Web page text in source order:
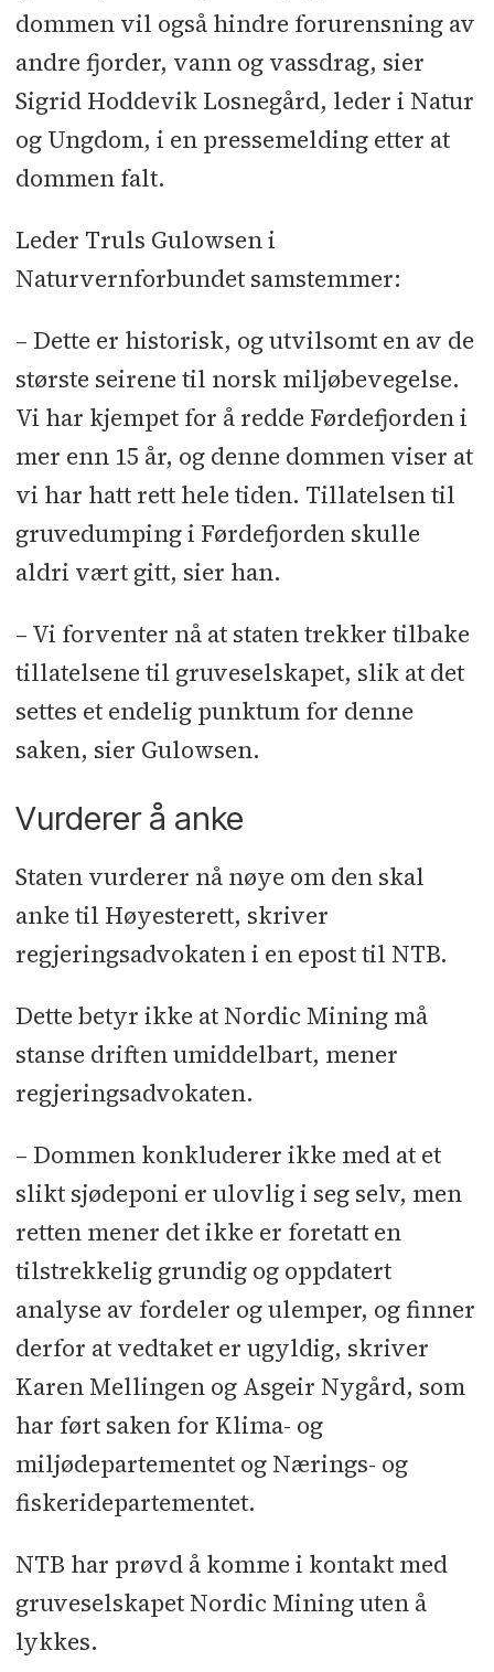
dommen vil også hindre forurensning av
andre fjorder, vann og vassdrag, sier
Sigrid Hoddevik Losnegård, leder i Natur
og Ungdom, i en pressemelding etter at
dommen falt.
Leder Truls Gulowsen i
Naturvernforbundet samstemmer:
– Dette er historisk, og utvilsomt en av de
største seirene til norsk miljøbevegelse.
Vi har kjempet for å redde Førdefjorden i
mer enn 15 år, og denne dommen viser at
vi har hatt rett hele tiden. Tillatelsen til
gruvedumping i Førdefjorden skulle
aldri vært gitt, sier han.
– Vi forventer nå at staten trekker tilbake
tillatelsene til gruveselskapet, slik at det
settes et endelig punktum for denne
saken, sier Gulowsen.
Vurderer å anke
Staten vurderer nå nøye om den skal
anke til Høyesterett, skriver
regjeringsadvokaten i en epost til NTB.
Dette betyr ikke at Nordic Mining må
stanse driften umiddelbart, mener
regjeringsadvokaten.
– Dommen konkluderer ikke med at et
slikt sjødeponi er ulovlig i seg selv, men
retten mener det ikke er foretatt en
tilstrekkelig grundig og oppdatert
analyse av fordeler og ulemper, og finner
derfor at vedtaket er ugyldig, skriver
Karen Mellingen og Asgeir Nygård, som
har ført saken for Klima- og
miljødepartementet og Nærings- og
fiskeridepartementet.
NTB har prøvd å komme i kontakt med
gruveselskapet Nordic Mining uten å
lykkes.